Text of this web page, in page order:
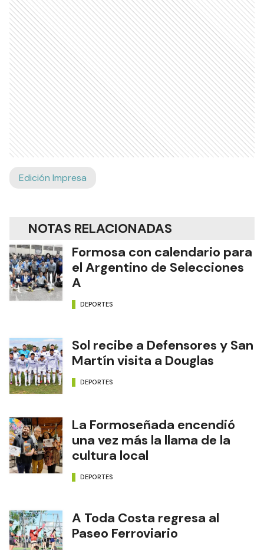
Edición Impresa
NOTAS RELACIONADAS
Formosa con calendario para
el Argentino de Selecciones
A
DEPORTES
Sol recibe a Defensores y San
Martín visita a Douglas
DEPORTES
La Formoseñada encendió
una vez más la llama de la
cultura local
DEPORTES
A Toda Costa regresa al
Paseo Ferroviario